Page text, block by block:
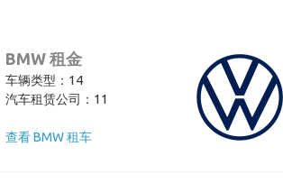
BMW 租金
车辆类型：14
汽车租赁公司：11
查看 BMW 租车